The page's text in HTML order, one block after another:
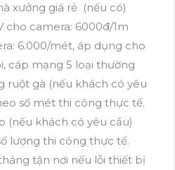
xưởng giá rẻ (nếu có)
cho camera: 6000đ/1m
6.000/mét, áp dụng cho
cáp mạng 5 loại thường
ruột gà (nếu khách có yêu
số mét thi công thực tế.
(nếu khách có yêu cầu)
lượng thi công thực tế.
tận nơi nếu lỗi thiết bị